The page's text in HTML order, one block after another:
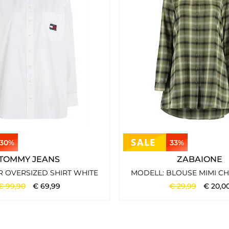
wirken sollen. Besonders gut funktionieren
passt Street One Studio gut zu Frauen, die Mode gerne
30%
JEANS
OVERSIZED SHIRT WHITE
99,90 €69,99
33%
ZABAIONE
MODELL: BLOUSE MIMI
€29,99 € 20,